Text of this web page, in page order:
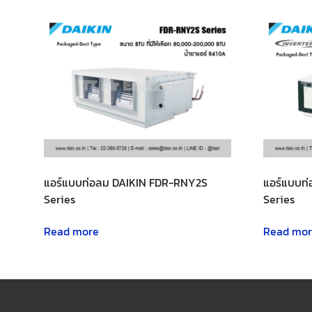
แอร์แบบท่อลม DAIKIN FDR-RNY2S
Series
Read more
แอร์แบบท่
Series
Read